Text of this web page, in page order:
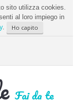
sito utilizza cookies.
al loro impiego in
. Ho capito
Fai da te